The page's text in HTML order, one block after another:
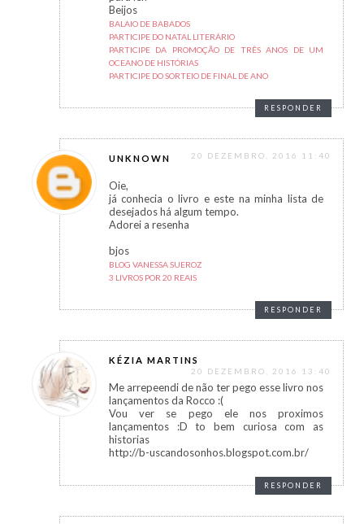
Beijos
BALAIO DE BABADOS
PARTICIPE DO NATAL LITERÁRIO
PARTICIPE DA PROMOÇÃO DE TRÊS ANOS DE UM
OCEANO DE HISTÓRIAS
PARTICIPE DO SORTEIO DE FINAL DE ANO
RESPONDER
UNKNOWN 20 DEZEMBRO, 2016 11:40
Oie,
já conhecia o livro e este na minha lista de
desejados há algum tempo.
Adorei a resenha
bjos
BLOG VANESSA SUEROZ
3 LIVROS POR 20 REAIS
RESPONDER
KÉZIA MARTINS
20 DEZEMBRO, 2016 13:40
Me arrepeendi de não ter pego esse livro nos
lançamentos da Rocco :(
Vou ver se pego ele nos proximos
lançamentos :D to bem curiosa com as
historias
http://b-uscandosonhos.blogspot.com.br/
RESPONDER